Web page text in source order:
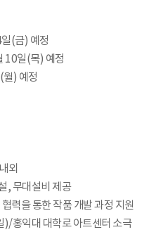
(금) 예정
10일(목) 예정
월) 예정
외
, 무대설비 제공
력을 통한 작품 개발 과정 지원
홍익대 대학로 아트센터 소극